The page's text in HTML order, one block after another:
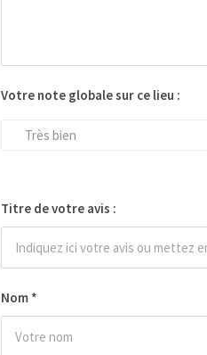
Nom *
Votre note globale sur ce lieu :
Très bien
Titre de votre avis :